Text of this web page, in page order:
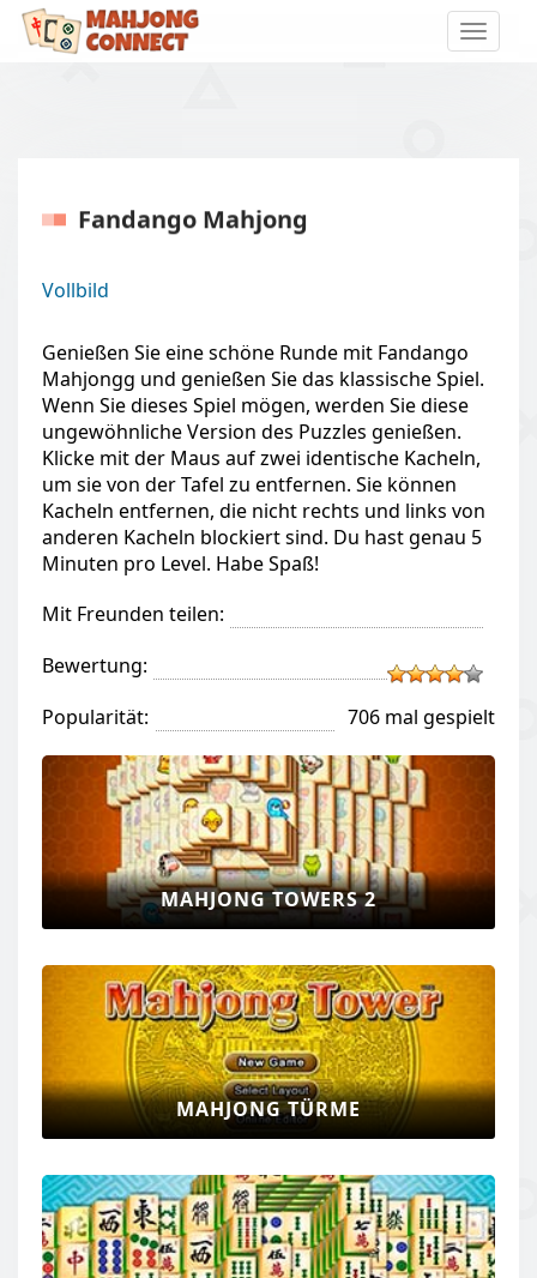
Toggle
Fandango Mahjong
Vollbild
Genießen Sie eine schöne Runde mit Fandango
Mahjongg und genießen Sie das klassische Spiel.
Wenn Sie dieses Spiel mögen, werden Sie diese
ungewöhnliche Version des Puzzles genießen.
Klicke mit der Maus auf zwei identische Kacheln,
um sie von der Tafel zu entfernen. Sie können
Kacheln entfernen, die nicht rechts und links von
anderen Kacheln blockiert sind. Du hast genau 5
Minuten pro Level. Habe Spaß!
Mit Freunden teilen:
Bewertung:
Popularität:
706 mal gespielt
MAHJONG TOWERS 2
MAHJONG TÜRME